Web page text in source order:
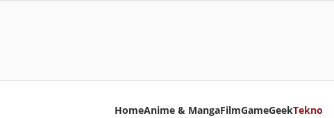
HomeAnime & MangaFilmGameGeekTekno